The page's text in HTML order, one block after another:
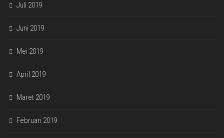
Juli 2019
Juni 2019
Mei 2019
April 2019
Maret 2019
Februari 2019